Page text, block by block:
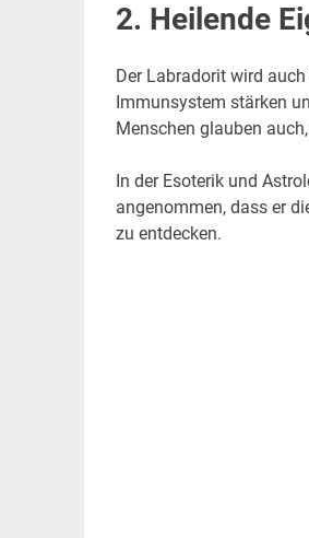
2. Heilende
Der Labradorit wird
Immunsystem stärken
Menschen glauben
In der Esoterik und
angenommen, dass er
zu entdecken.